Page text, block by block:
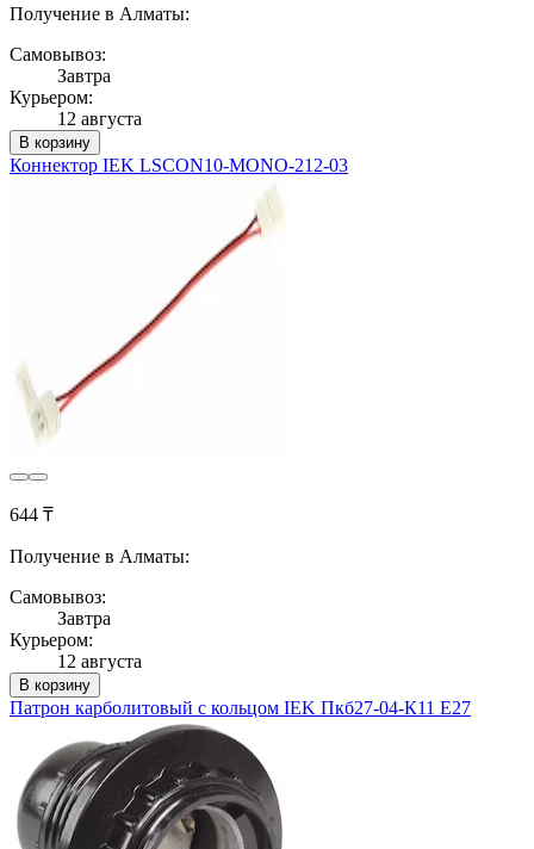
Получение в Алматы:
Самовывоз:
Завтра
Курьером:
12 августа
В корзину
Коннектор IEK LSCON10-MONO-212-03
644 ₸
Получение в Алматы:
Самовывоз:
Завтра
Курьером:
12 августа
В корзину
Патрон карболитовый с кольцом IEK Пкб27-04-К11 Е27